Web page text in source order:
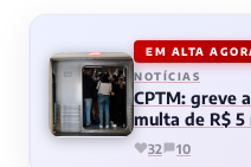
EM ALTA
NOTÍCIAS
CPTM: greve
multa de R$ 5
32 10